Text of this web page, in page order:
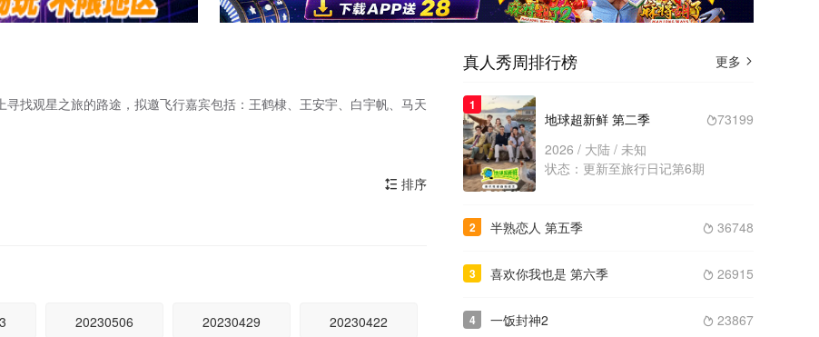
找观星之旅的路途，拟邀飞行嘉宾包括：王鹤棣、王安宇、白宇帆、马天
 排序
20230506 20230429 20230422
更多 
真人秀周排行榜
1
73199
地球超新鲜 第二季
2026 / 大陆 / 未知
状态：更新至旅行日记第6期
2  36748
半熟恋人 第五季
3  26915
喜欢你我也是 第六季
4  23867
一饭封神2